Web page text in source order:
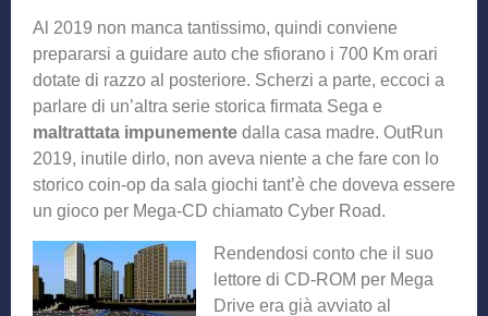
Al 2019 non manca tantissimo, quindi conviene
prepararsi a guidare auto che sfiorano i 700 Km orari
dotate di razzo al posteriore. Scherzi a parte, eccoci a
parlare di un’altra serie storica firmata Sega e
maltrattata impunemente dalla casa madre. OutRun
2019, inutile dirlo, non aveva niente a che fare con lo
storico coin-op da sala giochi tant’è che doveva essere
un gioco per Mega-CD chiamato Cyber Road.
Rendendosi conto che il suo
lettore di CD-ROM per Mega
Drive era già avviato al